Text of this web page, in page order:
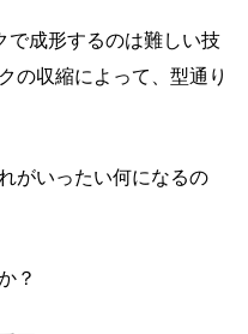
で成形するのは難しい技
の収縮によって、型通り
がいったい何になるの
？